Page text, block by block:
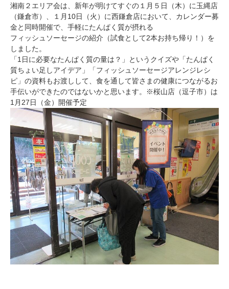
湘南２エリア会は、新年が明けてすぐの１月５日（木）に玉縄店
（鎌倉市）、１月10日（火）に西鎌倉店において、カレンダー募
金と同時開催で、手軽にたんぱく質が摂れる
フィッシュソーセージの紹介（試食として2本お持ち帰り！）を
しました。
「1日に必要なたんぱく質の量は？」というクイズや「たんぱく
質ちょい足しアイデア」「フィッシュソーセージアレンジレシ
ピ」の資料もお渡しして、食を通して皆さまの健康につながるお
手伝いができたのではないかと思います。※桜山店（逗子市）は
1月27日（金）開催予定